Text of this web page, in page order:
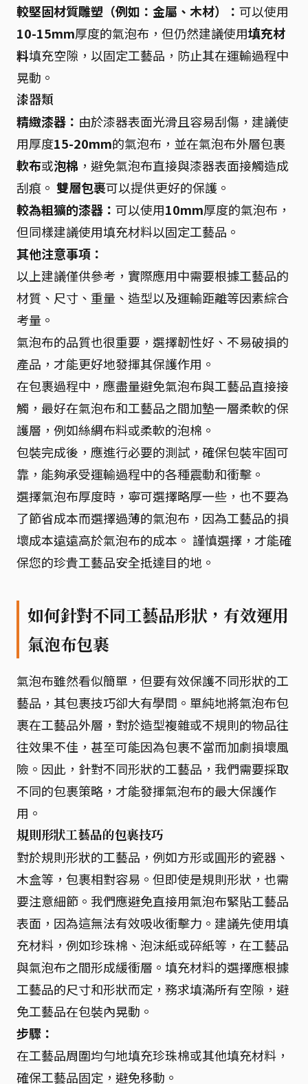
較堅固材質雕塑（例如：金屬、木材）： 可以使用
10-15mm厚度的氣泡布，但仍然建議使用填充材
料填充空隙，以固定工藝品，防止其在運輸過程中
晃動。
漆器類
精緻漆器： 由於漆器表面光滑且容易刮傷，建議使
用厚度15-20mm的氣泡布，並在氣泡布外層包裹
軟布或泡棉 ，避免氣泡布直接與漆器表面接觸造成
刮痕。 雙層包裹可以提供更好的保護。
較為粗獷的漆器： 可以使用10mm厚度的氣泡布，
但同樣建議使用填充材料以固定工藝品。
其他注意事項：
以上建議僅供參考，實際應用中需要根據工藝品的
材質、尺寸、重量、造型以及運輸距離等因素綜合
考量。
氣泡布的品質也很重要，選擇韌性好、不易破損的
產品，才能更好地發揮其保護作用。
在包裹過程中，應盡量避免氣泡布與工藝品直接接
觸，最好在氣泡布和工藝品之間加墊一層柔軟的保
護層，例如絲綢布料或柔軟的泡棉。
包裝完成後，應進行必要的測試，確保包裝牢固可
靠，能夠承受運輸過程中的各種震動和衝擊。
選擇氣泡布厚度時，寧可選擇略厚一些，也不要為
了節省成本而選擇過薄的氣泡布，因為工藝品的損
壞成本遠遠高於氣泡布的成本。 謹慎選擇，才能確
保您的珍貴工藝品安全抵達目的地。
如何針對不同工藝品形狀，有效運用
氣泡布包裹
氣泡布雖然看似簡單，但要有效保護不同形狀的工
藝品，其包裹技巧卻大有學問。單純地將氣泡布包
裹在工藝品外層，對於造型複雜或不規則的物品往
往效果不佳，甚至可能因為包裹不當而加劇損壞風
險。因此，針對不同形狀的工藝品，我們需要採取
不同的包裹策略，才能發揮氣泡布的最大保護作
用。
規則形狀工藝品的包裹技巧
對於規則形狀的工藝品，例如方形或圓形的瓷器、
木盒等，包裹相對容易。但即使是規則形狀，也需
要注意細節。我們應避免直接用氣泡布緊貼工藝品
表面，因為這無法有效吸收衝擊力。建議先使用填
充材料，例如珍珠棉、泡沫紙或碎紙等，在工藝品
與氣泡布之間形成緩衝層。填充材料的選擇應根據
工藝品的尺寸和形狀而定，務求填滿所有空隙，避
免工藝品在包裝內晃動。
步驟：
在工藝品周圍均勻地填充珍珠棉或其他填充材料，
確保工藝品固定，避免移動。